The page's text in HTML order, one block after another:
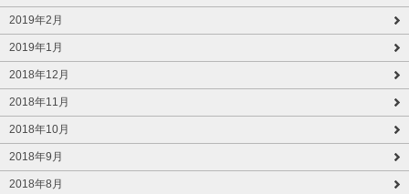
2019年2月
2019年1月
2018年12月
2018年11月
2018年10月
2018年9月
2018年8月